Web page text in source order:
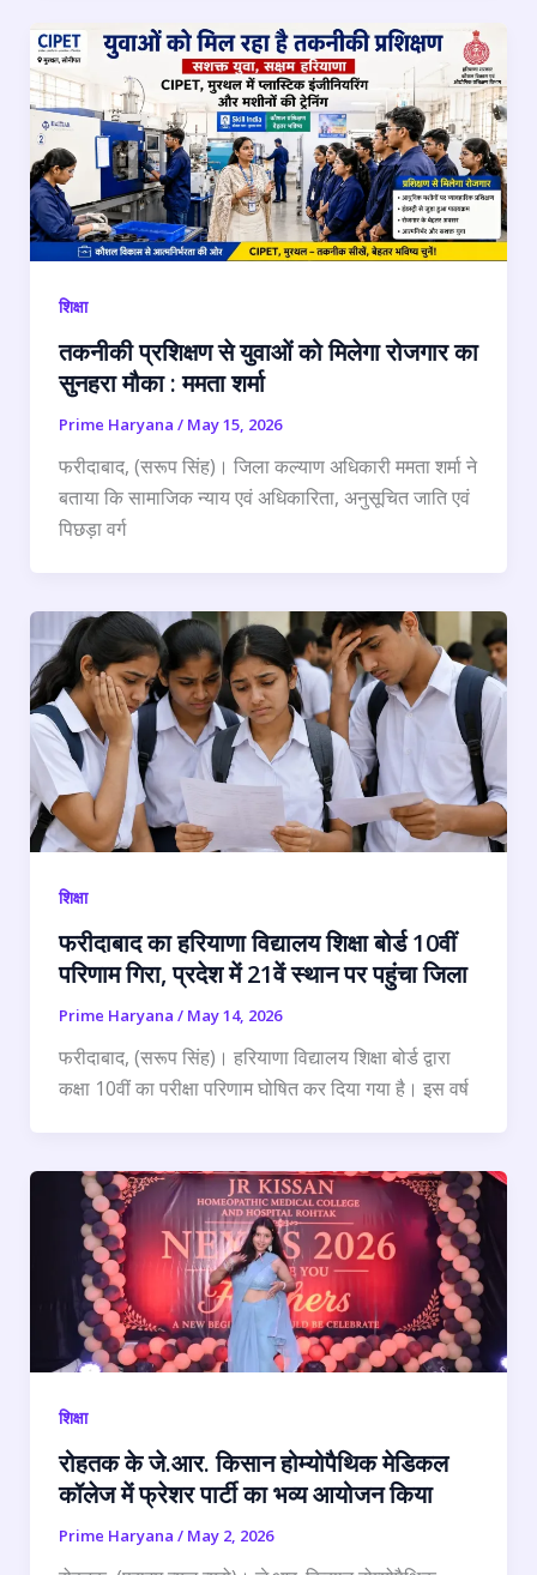
शिक्षा
तकनीकी प्रशिक्षण से युवाओं को मिलेगा रोजगार का
सुनहरा मौका : ममता शर्मा
Prime Haryana / May 15, 2026
फरीदाबाद, (सरूप सिंह)। जिला कल्याण अधिकारी ममता शर्मा ने
बताया कि सामाजिक न्याय एवं अधिकारिता, अनुसूचित जाति एवं
पिछड़ा वर्ग
शिक्षा
फरीदाबाद का हरियाणा विद्यालय शिक्षा बोर्ड 10वीं
परिणाम गिरा, प्रदेश में 21वें स्थान पर पहुंचा जिला
Prime Haryana / May 14, 2026
फरीदाबाद, (सरूप सिंह)। हरियाणा विद्यालय शिक्षा बोर्ड द्वारा
कक्षा 10वीं का परीक्षा परिणाम घोषित कर दिया गया है। इस वर्ष
शिक्षा
रोहतक के जे.आर. किसान होम्योपैथिक मेडिकल
कॉलेज में फ्रेशर पार्टी का भव्य आयोजन किया
Prime Haryana / May 2, 2026